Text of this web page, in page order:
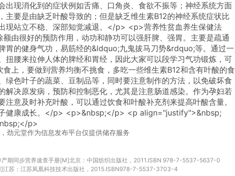
出现消化到的症状例如舌痛、口角炎、食欲不振等；神经系统方面
主要是由缺乏叶酸导致的；但是缺乏维生素B12的神经系统症状比
现站立不稳、深部知觉减退。</p> <p>营养性贫血养生保健法
由很好的预防作用，动功和静功可以强肝脾、强胃。主要是疏通
胃的健身气功，易筋经的&ldquo;九鬼拔马刀势&rdquo;等。通过一
扭腰来拉伸人体的脾经和胃经，因此大家可以段学习气功锻炼，可
上，要做到营养均衡不挑食，多吃一些维生素B12和含有叶酸的食
绿色叶子的蔬菜、豆制品等，同时要注意制作的方法，以免破坏食
解决原发病，预防和控制恶化，尤其是注意肠道感染。作为孕妇若
注意及时补充叶酸，可以通过饮食和叶酸补充剂来提高叶酸含量。
健康成长。</p> <p>&nbsp;</p> <p align="justify">&nbsp;
p>
劲元堂作为信息发布平台仅提供储存服务
产期同步营养速查手册[M]北京：中国纺织出版社，2011.ISBN 978-7-5537-5637-0